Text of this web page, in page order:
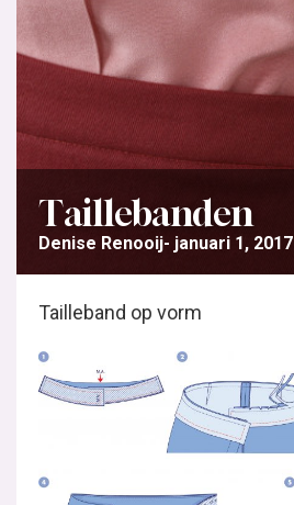
Taillebanden
Denise Renooij januari 1, 2017
Tailleband op vorm